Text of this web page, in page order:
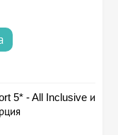
5* - All Inclusive и